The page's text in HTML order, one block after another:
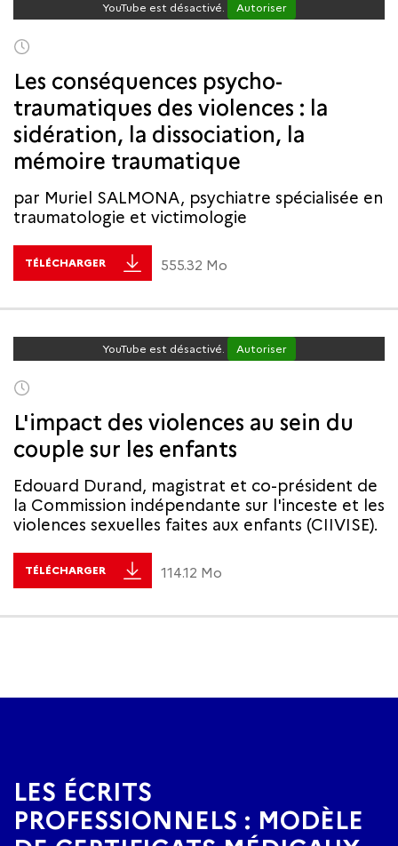
YouTube est désactivé. Autoriser
Les conséquences psycho-
traumatiques des violences : la
sidération, la dissociation, la
mémoire traumatique
par Muriel SALMONA, psychiatre spécialisée en
traumatologie et victimologie
TÉLÉCHARGER 555.32 Mo
YouTube est désactivé. Autoriser
L'impact des violences au sein du
couple sur les enfants
Edouard Durand, magistrat et co-président de
la Commission indépendante sur l'inceste et les
violences sexuelles faites aux enfants (CIIVISE).
TÉLÉCHARGER 114.12 Mo
LES ÉCRITS
PROFESSIONNELS : MODÈLE